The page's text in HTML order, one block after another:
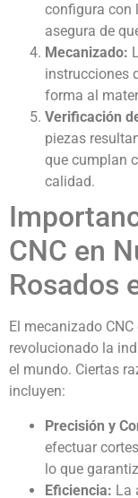
configura con
asegura de
Mecanizado:
instrucciones
forma al
Verificación
piezas
que cumplan
calidad.
CNC en
Rosados
El mecanizado
revolucionado la
el mundo. Ciertas
incluyen:
Precisión y
efectuar
lo que
Eficiencia: La